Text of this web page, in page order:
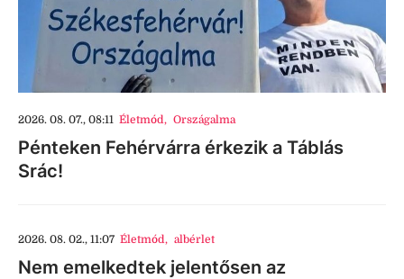
2026. 08. 07., 08:11 Életmód, Országalma
Pénteken Fehérvárra érkezik a Táblás
Srác!
2026. 08. 02., 11:07 Életmód, albérlet
Nem emelkedtek jelentősen az